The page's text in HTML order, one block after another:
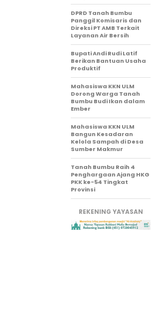
DPRD Tanah Bumbu
Panggil Komisaris dan
Direksi PT AMB Terkait
Layanan Air Bersih
Bupati Andi Rudi Latif
Berikan Bantuan Usaha
Produktif
Mahasiswa KKN ULM
Dorong Warga Tanah
Bumbu Budi Ikan dalam
Ember
Mahasiswa KKN ULM
Bangun Kesadaran
Kelola Sampah di Desa
Sumber Makmur
Tanah Bumbu Raih 4
Penghargaan Ajang HKG
PKK ke-54 Tingkat
Provinsi
REKENING YAYASAN